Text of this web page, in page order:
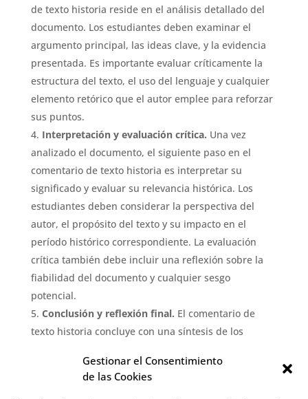
Gestionar el Consentimiento
de las Cookies
de texto historia reside en el análisis detallado del
documento. Los estudiantes deben examinar el
argumento principal, las ideas clave, y la evidencia
presentada. Es importante evaluar críticamente la
estructura del texto, el uso del lenguaje y cualquier
elemento retórico que el autor emplee para reforzar
sus puntos.
Interpretación y evaluación crítica. Una vez
analizado el documento, el siguiente paso en el
comentario de texto historia es interpretar su
significado y evaluar su relevancia histórica. Los
estudiantes deben considerar la perspectiva del
autor, el propósito del texto y su impacto en el
período histórico correspondiente. La evaluación
crítica también debe incluir una reflexión sobre la
fiabilidad del documento y cualquier sesgo
potencial.
Conclusión y reflexión final. El comentario de
texto historia concluye con una síntesis de los
resumir los puntos principales, reafirmar la
importancia del documento dentro de su contexto